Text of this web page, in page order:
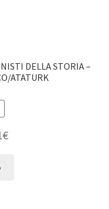
DELLA STORIA –
ATATURK
€